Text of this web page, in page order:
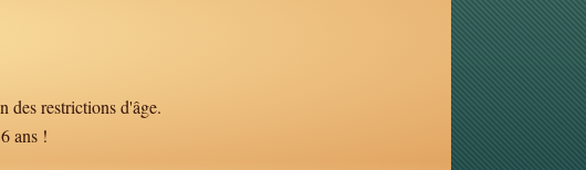
des restrictions d'âge.
ans !